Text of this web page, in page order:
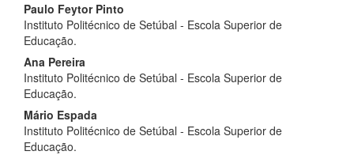
Paulo Feytor Pinto
Instituto Politécnico de Setúbal - Escola Superior de
Educação.
Ana Pereira
Instituto Politécnico de Setúbal - Escola Superior de
Educação.
Mário Espada
Instituto Politécnico de Setúbal - Escola Superior de
Educação.